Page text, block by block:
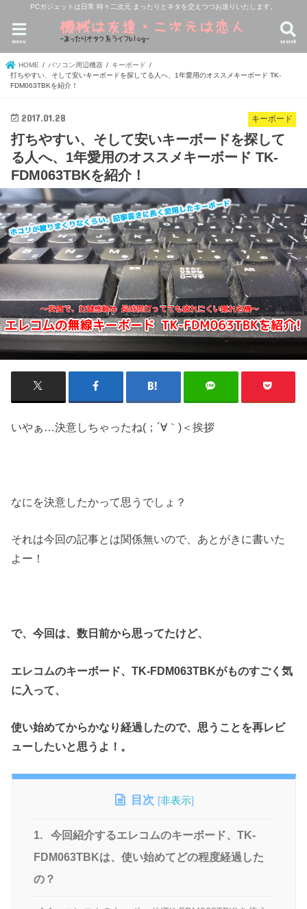
PCガジェットは日常 時々二次元 まったりとネタを交えつつお送りいたします。
search
menu
HOME パソコン周辺機器
キーボード
打ちやすい、そして安いキーボードを探してる人へ、1年愛用のオススメキーボード TK-
FDM063TBKを紹介！
キーボード
2017.01.28
打ちやすい、そして安いキーボードを探して
る人へ、1年愛用のオススメキーボード TK-
FDM063TBKを紹介！
いやぁ…決意しちゃったね(；´∀｀)＜挨拶
なにを決意したかって思うでしょ？
それは今回の記事とは関係無いので、あとがきに書いた
よー！
で、今回は、数日前から思ってたけど、
エレコムのキーボード、TK-FDM063TBKがものすごく気
に入って、
使い始めてからかなり経過したので、思うことを再レビ
ューしたいと思うよ！。
目次 [非表示]
1.
今回紹介するエレコムのキーボード、TK-
FDM063TBKは、使い始めてどの程度経過した
の？